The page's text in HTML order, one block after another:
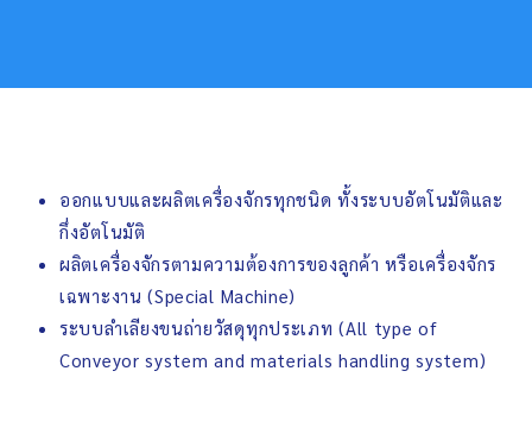
ออกแบบและผลิตเครื่องจักรทุกชนิด ทั้งระบบอัตโนมัติและ
กึ่งอัตโนมัติ
ผลิตเครื่องจักรตามความต้องการของลูกค้า หรือเครื่องจักร
เฉพาะงาน (Special Machine)
ระบบลำเลียงขนถ่ายวัสดุทุกประเภท (All type of
Conveyor system and materials handling system)